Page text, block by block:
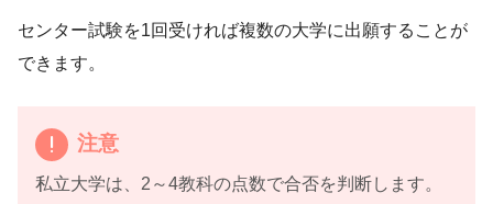
センター試験を1回受ければ複数の大学に出願することが
できます。
注意
私立大学は、2～4教科の点数で合否を判断します。